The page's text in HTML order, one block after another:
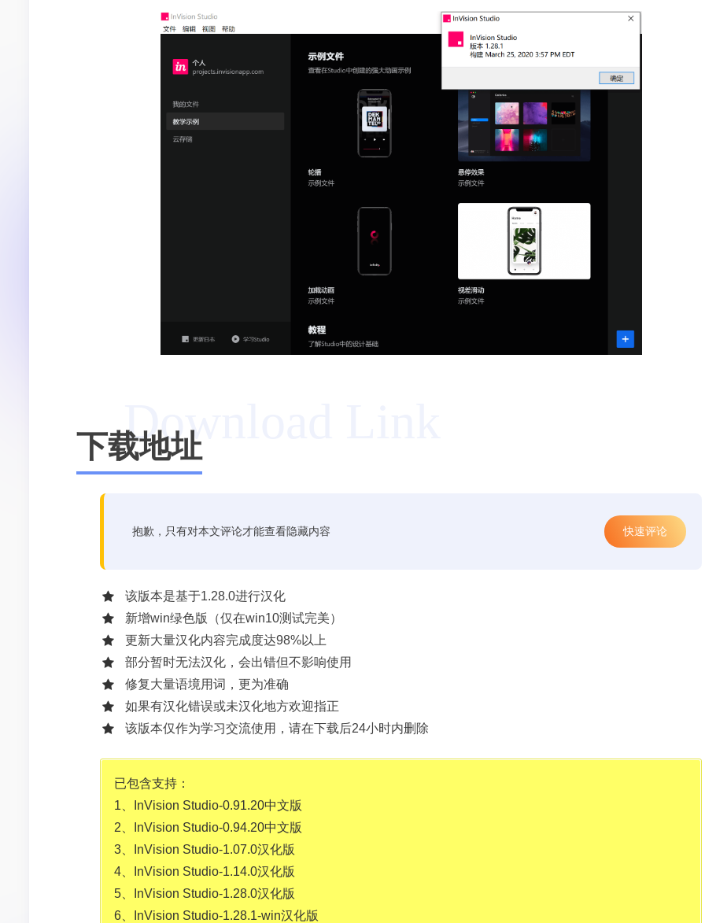
下载地址
Download Link
抱歉，只有对本文评论才能查看隐藏内容 快速评论
该版本是基于1.28.0进行汉化
新增win绿色版（仅在win10测试完美）
更新大量汉化内容完成度达98%以上
部分暂时无法汉化，会出错但不影响使用
修复大量语境用词，更为准确
如果有汉化错误或未汉化地方欢迎指正
该版本仅作为学习交流使用，请在下载后24小时内删除
已包含支持：
1、InVision Studio-0.91.20中文版
2、InVision Studio-0.94.20中文版
3、InVision Studio-1.07.0汉化版
4、InVision Studio-1.14.0汉化版
5、InVision Studio-1.28.0汉化版
6、InVision Studio-1.28.1-win汉化版